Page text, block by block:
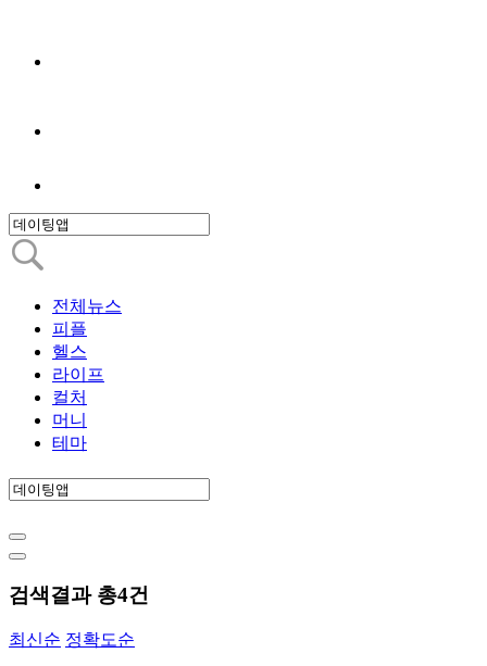
전체뉴스
피플
헬스
라이프
컬처
머니
테마
검색결과 총4건
최신순 정확도순